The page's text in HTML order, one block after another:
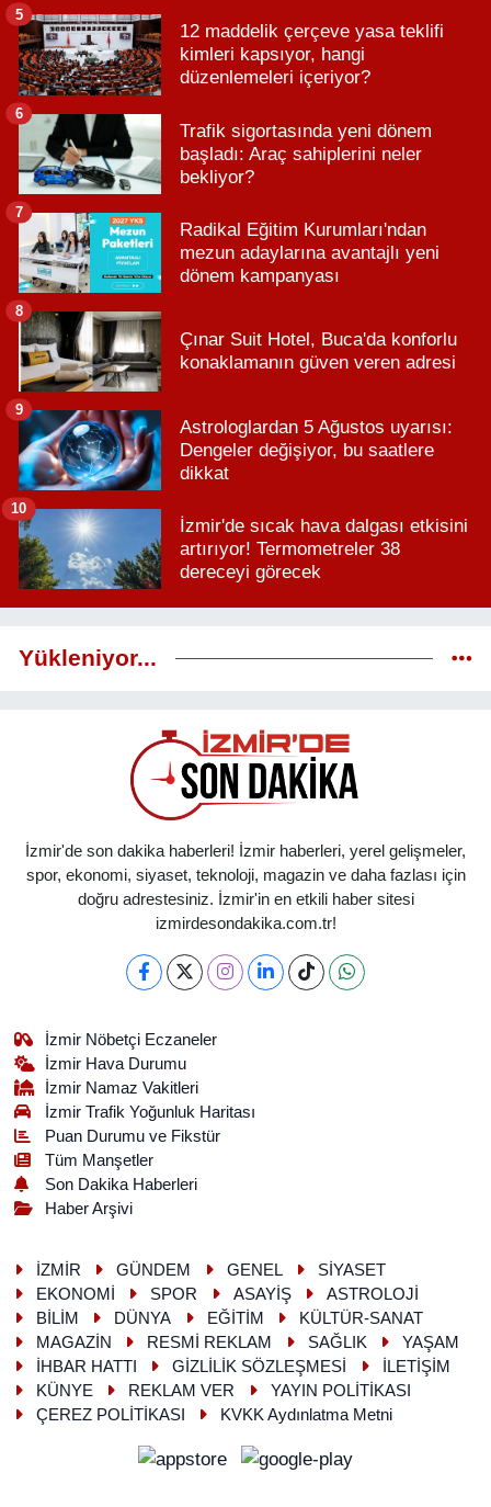
12 maddelik çerçeve yasa teklifi
kimleri kapsıyor, hangi
düzenlemeleri içeriyor?
5
Trafik sigortasında yeni dönem
başladı: Araç sahiplerini neler
bekliyor?
6
Radikal Eğitim Kurumları'ndan
mezun adaylarına avantajlı yeni
dönem kampanyası
7
Çınar Suit Hotel, Buca'da konforlu
konaklamanın güven veren adresi
8
Astrologlardan 5 Ağustos uyarısı:
Dengeler değişiyor, bu saatlere
dikkat
9
İzmir'de sıcak hava dalgası etkisini
artırıyor! Termometreler 38
dereceyi görecek
10
Yükleniyor...
İzmir'de son dakika haberleri! İzmir haberleri, yerel gelişmeler,
spor, ekonomi, siyaset, teknoloji, magazin ve daha fazlası için
doğru adrestesiniz. İzmir'in en etkili haber sitesi
izmirdesondakika.com.tr!
İzmir Nöbetçi Eczaneler
İzmir Hava Durumu
İzmir Namaz Vakitleri
İzmir Trafik Yoğunluk Haritası
Puan Durumu ve Fikstür
Tüm Manşetler
Son Dakika Haberleri
Haber Arşivi
İZMİR GÜNDEM GENEL
SİYASET
EKONOMİ
SPOR ASAYİŞ
ASTROLOJİ
BİLİM
DÜNYA EĞİTİM
KÜLTÜR-SANAT
MAGAZİN
RESMİ REKLAM SAĞLIK
YAŞAM
İHBAR HATTI
GİZLİLİK SÖZLEŞMESİ
İLETİŞİM
KÜNYE
REKLAM VER
YAYIN POLİTİKASI
ÇEREZ POLİTİKASI
KVKK Aydınlatma Metni